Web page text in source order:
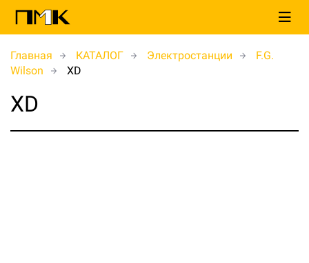
Главная КАТАЛОГ Электростанции
F.G.
Wilson
XD
XD